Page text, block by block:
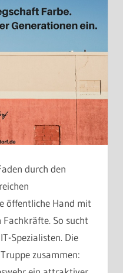
durch den
öffentliche Hand mit
So sucht
Spezialisten. Die
zusammen: